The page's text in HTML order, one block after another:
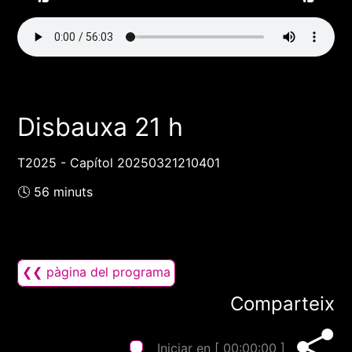
Disbauxa 21 h
T2025 - Capítol 20250321210401
🕓 56 minuts
❮❮ pàgina del programa
Comparteix
Iniciar en [ 00:00:00 ]